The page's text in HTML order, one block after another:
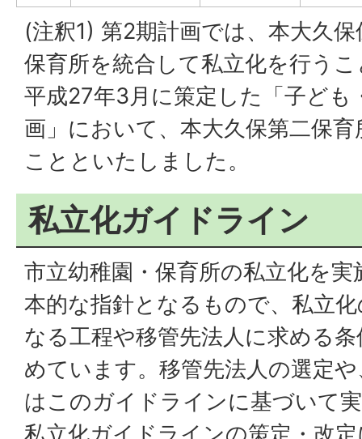
(注釈1) 第2期計画では、本大久
保育所を統合して私立化を行う
平成27年3月に策定した「子ども
画」において、本大久保第二保
ことといたしました。
私立化ガイドライン
市立幼稚園・保育所の私立化を
本的な指針となるもので、私立
なる工程や移管先法人に求める
めています。移管先法人の選定
はこのガイドラインに基づいて